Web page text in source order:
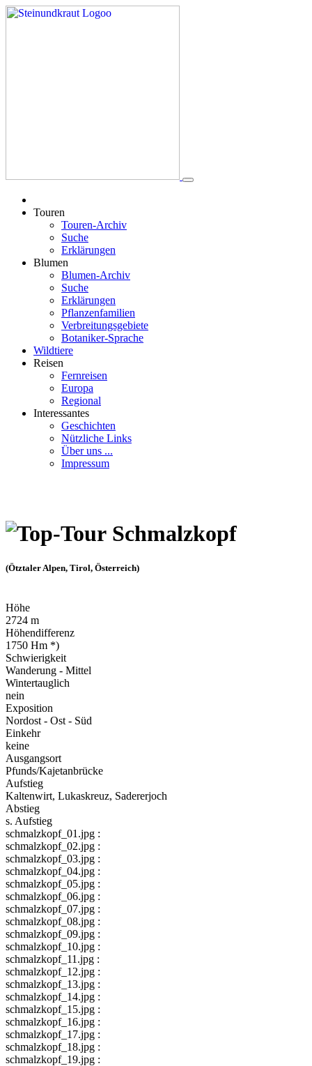
Touren
Touren-Archiv
Suche
Erklärungen
Blumen
Blumen-Archiv
Suche
Erklärungen
Pflanzenfamilien
Verbreitungsgebiete
Botaniker-Sprache
Wildtiere
Reisen
Fernreisen
Europa
Regional
Interessantes
Geschichten
Nützliche Links
Über uns ...
Impressum
Schmalzkopf
(Ötztaler Alpen, Tirol, Österreich)
Höhe
2724 m
Höhendifferenz
1750 Hm *)
Schwierigkeit
Wanderung - Mittel
Wintertauglich
nein
Exposition
Nordost - Ost - Süd
Einkehr
keine
Ausgangsort
Pfunds/Kajetanbrücke
Aufstieg
Kaltenwirt, Lukaskreuz, Sadererjoch
Abstieg
s. Aufstieg
schmalzkopf_01.jpg :
schmalzkopf_02.jpg :
schmalzkopf_03.jpg :
schmalzkopf_04.jpg :
schmalzkopf_05.jpg :
schmalzkopf_06.jpg :
schmalzkopf_07.jpg :
schmalzkopf_08.jpg :
schmalzkopf_09.jpg :
schmalzkopf_10.jpg :
schmalzkopf_11.jpg :
schmalzkopf_12.jpg :
schmalzkopf_13.jpg :
schmalzkopf_14.jpg :
schmalzkopf_15.jpg :
schmalzkopf_16.jpg :
schmalzkopf_17.jpg :
schmalzkopf_18.jpg :
schmalzkopf_19.jpg :